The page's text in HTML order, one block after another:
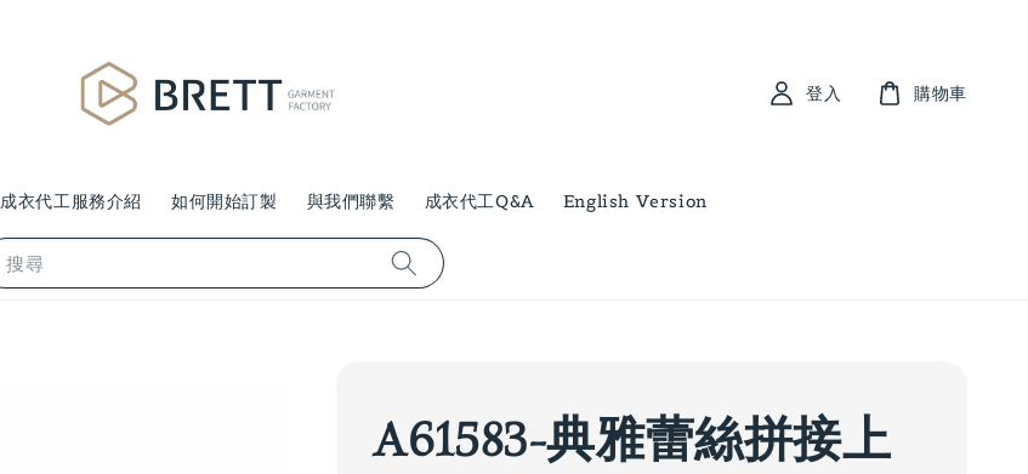
搜尋
成衣代工服務介紹 如何開始訂製 與我們聯繫 成衣代工Q&A English Version
登入 購物車
A61583-典雅蕾絲拼接上